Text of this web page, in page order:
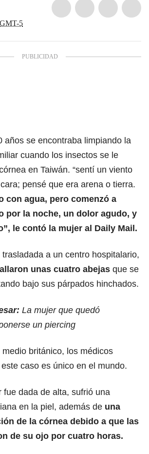
GMT-5
años se encontraba limpiando la
cuando los insectos se le
en Taiwán. “sentí un viento
pensé que era arena o tierra.
con agua, pero comenzó a
por la noche, un dolor agudo, y
le contó la mujer al Daily Mail.
a un centro hospitalario,
unas cuatro abejas que se
bajo sus párpados hinchados.
La mujer que quedó
un piercing
británico, los médicos
caso es único en el mundo.
fue dada de alta, sufrió una
en la piel, además de una
de la córnea debido a que las
de su ojo por cuatro horas.